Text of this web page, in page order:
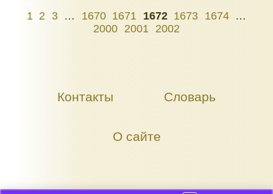
1 2 3 … 1670 1671 1672 1673 1674
…
2000 2001 2002
Контакты Словарь
О сайте